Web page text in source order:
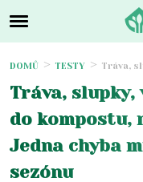
DOMŮ TESTY Tráva,
Tráva, slupky,
do kompostu,
Jedna chyba
sezónu